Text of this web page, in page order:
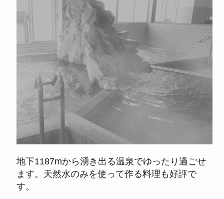
地下1187mから湧き出る温泉でゆったり過ごせ
ます。天然水のみを使って作る料理も好評で
す。